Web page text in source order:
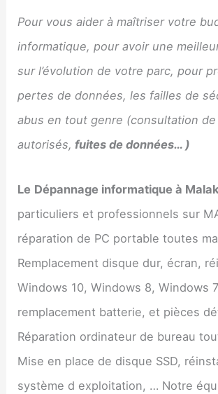
Pour vous aider à maîtriser votre
informatique, pour avoir une
sur l’évolution de votre parc, pour
pertes de données, les failles de
abus en tout genre (consultation
autorisés, fuites de données… )
Le Dépannage informatique à
particuliers et professionnels sur
réparation de PC portable toutes
Remplacement disque dur, écran,
Windows 10, Windows 8, Windows
remplacement batterie, et pièces
Réparation ordinateur de bureau
Mise en place de disque SSD,
système d exploitation, … Notre